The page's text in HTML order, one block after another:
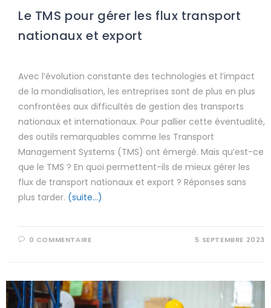
Le TMS pour gérer les flux transport
nationaux et export
Avec l’évolution constante des technologies et l’impact
de la mondialisation, les entreprises sont de plus en plus
confrontées aux difficultés de gestion des transports
nationaux et internationaux. Pour pallier cette éventualité,
des outils remarquables comme les Transport
Management Systems (TMS) ont émergé. Mais qu’est-ce
que le TMS ? En quoi permettent-ils de mieux gérer les
flux de transport nationaux et export ? Réponses sans
plus tarder. (suite…)
0 COMMENTAIRE 5 SEPTEMBRE 2023